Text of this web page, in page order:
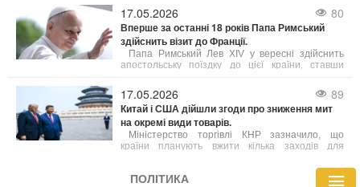
Це знахідка, яку автори вже назвали однією з
найважливіших за останні роки, порівнюють за
своєю значущістю з легендарною Атлантидою.
17.05.2026 80
Вперше за останні 18 років Папа Римський
здійснить візит до Франції.
Папа Римський Лев XIV у вересні здійснить
апостольську поїздку до цієї країни, ставши
17.05.2026 89
Китай і США дійшли згоди про зниження мит
на окремі види товарів.
Міністерство торгівлі КНР зазначило, що
країни планують вжити кілька заходів для
При цьому деталі угод поки що уточнюються.
ПОЛІТИКА